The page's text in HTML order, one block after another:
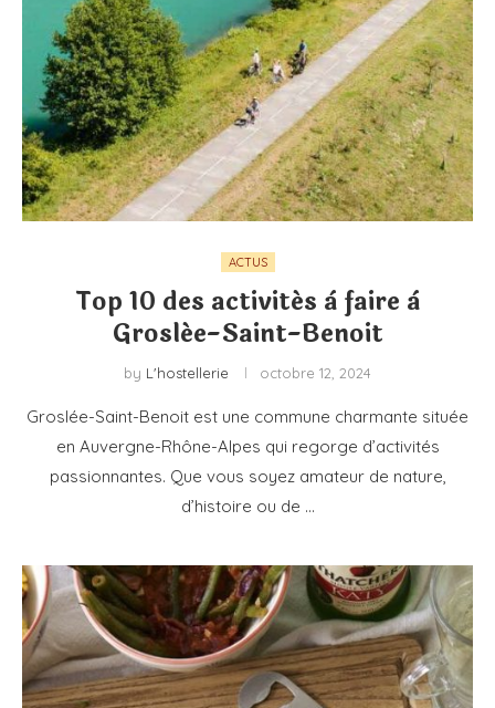
ACTUS
Top 10 des activités à faire à
Groslée-Saint-Benoit
by L'hostellerie octobre 12, 2024
Groslée-Saint-Benoit est une commune charmante située
en Auvergne-Rhône-Alpes qui regorge d’activités
passionnantes. Que vous soyez amateur de nature,
d’histoire ou de …